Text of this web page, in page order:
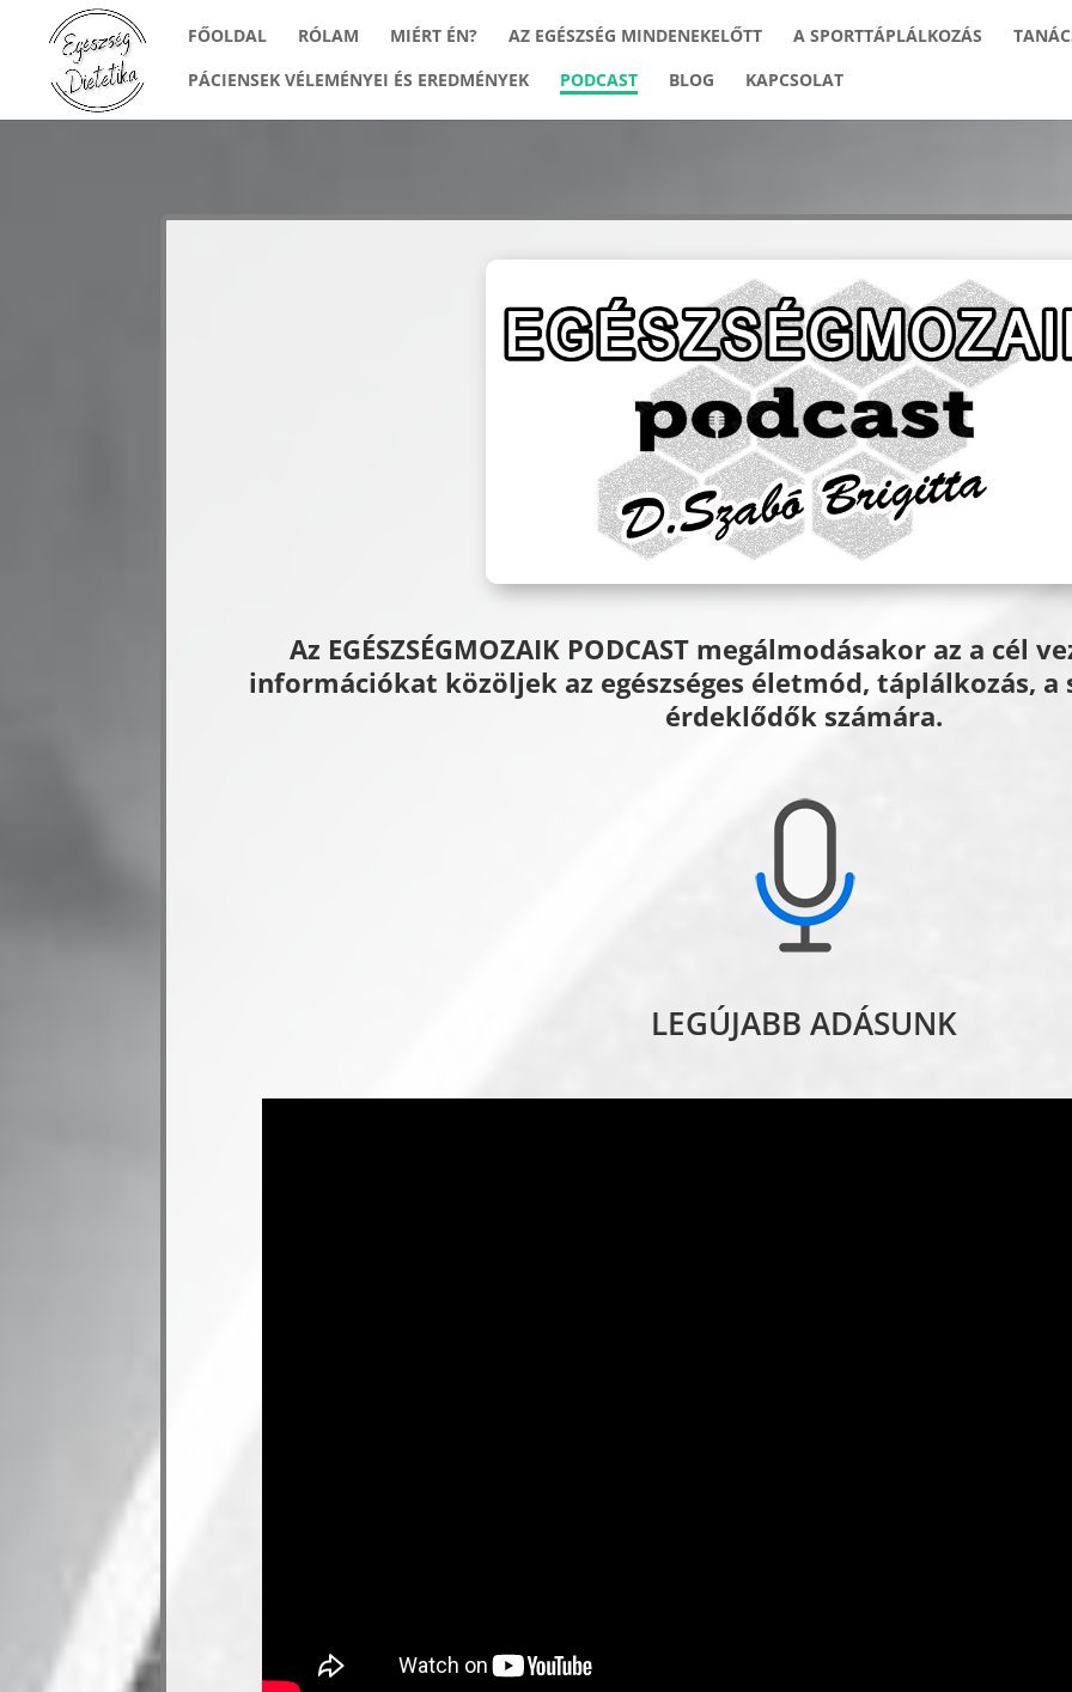
FŐOLDAL RÓLAM MIÉRT ÉN? AZ EGÉSZSÉG MINDENEKELŐTT A SPORTTÁPLÁLKOZÁS
PÁCIENSEK VÉLEMÉNYEI ÉS EREDMÉNYEK
PODCAST BLOG KAPCSOLAT
Az EGÉSZSÉGMOZAIK PODCAST megálmodásakor az a cél
információkat közöljek az egészséges életmód, táplálkozás,
érdeklődők számára.
LEGÚJABB ADÁSUNK